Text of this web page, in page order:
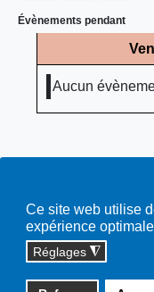
Ce site web utilise
expérience
Réglages ◮
Évènements pendant
Aucun
Copyright © 2026